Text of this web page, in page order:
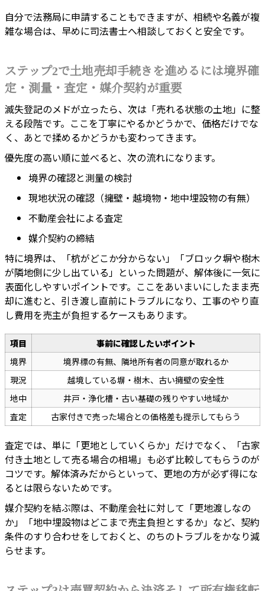
自分で法務局に申請することもできますが、相続や名義が複
雑な場合は、早めに司法書士へ相談しておくと安全です。
ステップ2で土地売却手続きを進めるには境界確
定・測量・査定・媒介契約が重要
滅失登記のメドが立ったら、次は「売れる状態の土地」に整
える段階です。ここを丁寧にやるかどうかで、価格だけでな
く、あとで揉めるかどうかも変わってきます。
優先度の高い順に並べると、次の流れになります。
境界の確認と測量の検討
現地状況の確認（擁壁・越境物・地中埋設物の有無）
不動産会社による査定
媒介契約の締結
特に境界は、「杭がどこか分からない」「ブロック塀や樹木
が隣地側に少し出ている」といった問題が、解体後に一気に
表面化しやすいポイントです。ここをあいまいにしたまま売
却に進むと、引き渡し直前にトラブルになり、工事のやり直
し費用を売主が負担するケースもあります。
項目
事前に確認したいポイント
境界
境界標の有無、隣地所有者の同意が取れるか
現況
越境している塀・樹木、古い擁壁の安全性
地中
井戸・浄化槽・古い基礎の残りやすい地域か
査定
古家付きで売った場合との価格差も提示してもらう
査定では、単に「更地としていくらか」だけでなく、「古家
付き土地として売る場合の相場」も必ず比較してもらうのが
コツです。解体済みだからといって、更地の方が必ず得にな
るとは限らないためです。
媒介契約を結ぶ際は、不動産会社に対して「更地渡しなの
か」「地中埋設物はどこまで売主負担とするか」など、契約
条件のすり合わせをしておくと、のちのトラブルをかなり減
らせます。